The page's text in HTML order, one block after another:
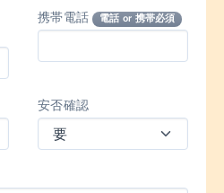
携帯電話 電話 or 携帯必須
安否確認